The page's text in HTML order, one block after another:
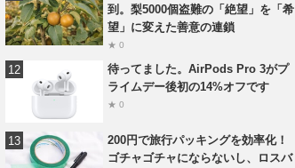
到。梨5000個盗難の「絶望」を「希
望」に変えた善意の連鎖
★ 0
待ってました。AirPods Pro 3がプ
ライムデー後初の14%オフです
★ 0
200円で旅行パッキングを効率化！
ゴチャゴチャにならないし、ロスバ